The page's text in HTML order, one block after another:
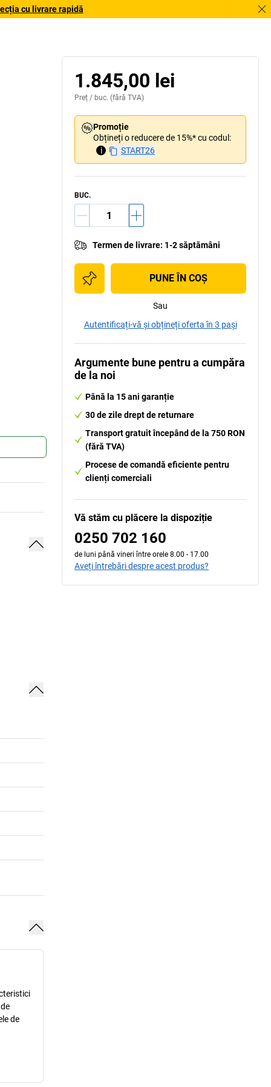
cu livrare rapidă
de
1.845,00 lei
Preț / buc. (fără TVA)
Promoție
Obțineți o reducere de 15%* cu codul:
i
START26
BUC.
Termen de livrare: 1-2 săptămâni
PUNE ÎN COŞ
Sau
Autentificați-vă și obțineți oferta în 3 pași
Argumente bune pentru a cumpăra
de la noi
Până la 15 ani garanție
30 de zile drept de returnare
Transport gratuit începând de la 750 RON
(fără TVA)
Procese de comandă eficiente pentru
clienți comerciali
Vă stăm cu plăcere la dispoziție
0250 702 160
de luni până vineri între orele 8.00 - 17.00
Aveți întrebări despre acest produs?